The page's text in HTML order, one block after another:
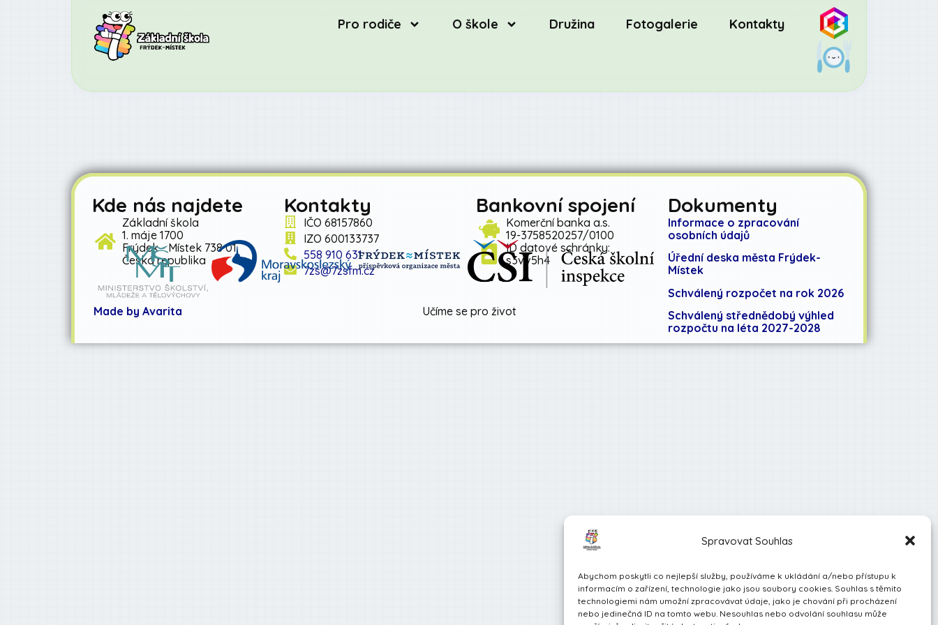
Spravovat Souhlas
Abychom poskytli co nejlepší služby, používáme k ukládání a/nebo přístupu k
informacím o zařízení, technologie jako jsou soubory cookies. Souhlas s těmito
technologiemi nám umožní zpracovávat údaje, jako je chování při procházení
nebo jedinečná ID na tomto webu. Nesouhlas nebo odvolání souhlasu může
Pro rodiče O škole Družina Fotogalerie Kontakty
Kde nás najdete
Základní škola
1. máje 1700
Frýdek - Místek 738 01
Česká republika
Kontakty
IČO 68157860
IZO 600133737
558 910 631
7zs@7zsfm.cz
Bankovní spojení
Komerční banka a.s.
19-3758520257/0100
ID datové schránky:
s3vv5h4
Dokumenty
Informace o zpracování
osobních údajů
Úřední deska města Frýdek-
Místek
Schválený rozpočet na rok 2026
Schválený střednědobý výhled
rozpočtu na léta 2027-2028
Učíme se pro život
Made by Avarita